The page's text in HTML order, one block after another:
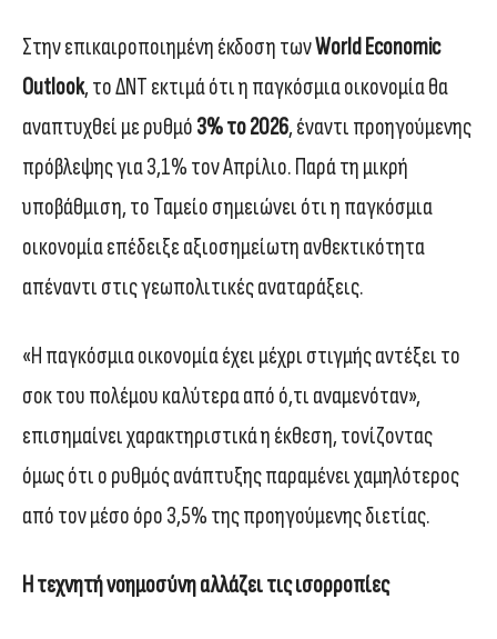
Στην επικαιροποιημένη έκδοση τωνWorld Economic
Outlook, το ΔΝΤ εκτιμά ότι η παγκόσμια οικονομία θα
αναπτυχθεί με ρυθμό 3% το 2026, έναντι προηγούμενης
πρόβλεψης για 3,1% τον Απρίλιο. Παρά τη μικρή
υποβάθμιση, το Ταμείο σημειώνει ότι η παγκόσμια
οικονομία επέδειξε αξιοσημείωτη ανθεκτικότητα
απέναντι στις γεωπολιτικές αναταράξεις.
«Η παγκόσμια οικονομία έχει μέχρι στιγμής αντέξει το
σοκ του πολέμου καλύτερα από ό,τι αναμενόταν»,
επισημαίνει χαρακτηριστικά η έκθεση, τονίζοντας
όμως ότι ο ρυθμός ανάπτυξης παραμένει χαμηλότερος
από τον μέσο όρο 3,5% της προηγούμενης διετίας.
Η τεχνητή νοημοσύνη αλλάζει τις ισορροπίες